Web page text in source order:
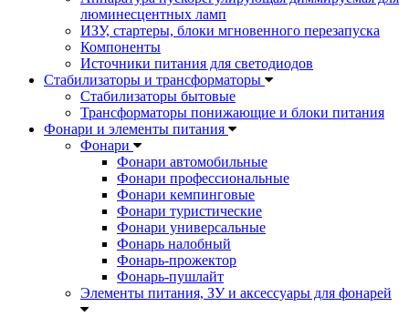
люминесцентных ламп
ИЗУ, стартеры, блоки мгновенного перезапуска
Компоненты
Источники питания для светодиодов
Стабилизаторы и трансформаторы
Стабилизаторы бытовые
Трансформаторы понижающие и блоки питания
Фонари и элементы питания
Фонари
Фонари автомобильные
Фонари профессиональные
Фонари кемпинговые
Фонари туристические
Фонари универсальные
Фонарь налобный
Фонарь-прожектор
Фонарь-пушлайт
Элементы питания, ЗУ и аксессуары для фонарей